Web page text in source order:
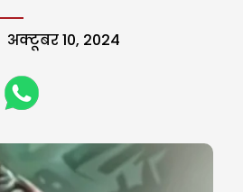
अक्टूबर 10, 2024